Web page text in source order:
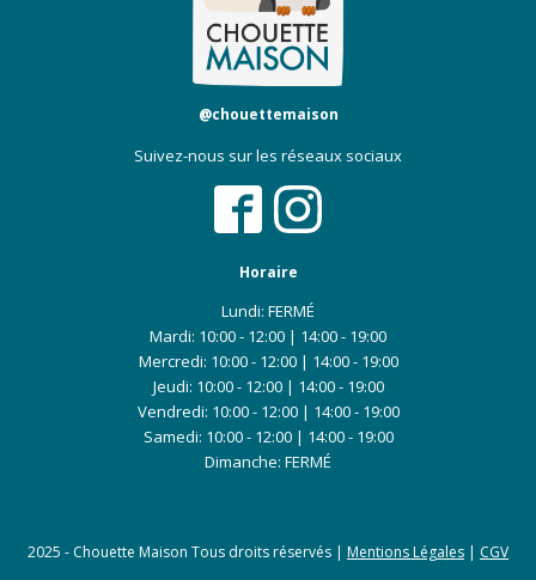
@chouettemaison
Suivez-nous sur les réseaux sociaux
Horaire
Lundi: FERMÉ
Mardi: 10:00 - 12:00 | 14:00 - 19:00
Mercredi: 10:00 - 12:00 | 14:00 - 19:00
Jeudi: 10:00 - 12:00 | 14:00 - 19:00
Vendredi: 10:00 - 12:00 | 14:00 - 19:00
Samedi: 10:00 - 12:00 | 14:00 - 19:00
Dimanche: FERMÉ
2025 - Chouette Maison Tous droits réservés | Mentions Légales | CGV